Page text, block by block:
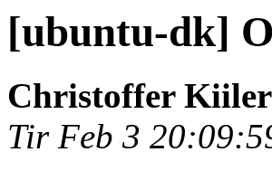
[ubuntu-dk]
Christoffer
Tir Feb 3